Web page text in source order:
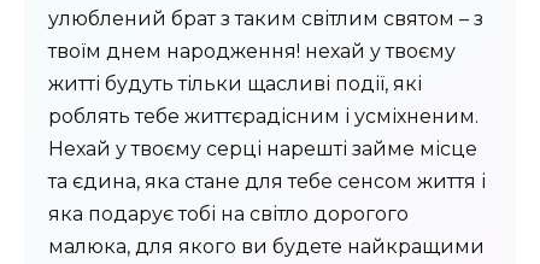
улюблений брат з таким світлим святом – з
твоїм днем народження! нехай у твоєму
житті будуть тільки щасливі події, які
роблять тебе життєрадісним і усміхненим.
Нехай у твоєму серці нарешті займе місце
та єдина, яка стане для тебе сенсом життя і
яка подарує тобі на світло дорогого
малюка, для якого ви будете найкращими